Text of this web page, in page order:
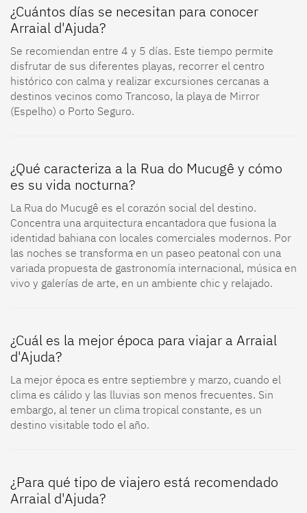
¿Cuántos días se necesitan para conocer
Arraial d'Ajuda?
Se recomiendan entre 4 y 5 días. Este tiempo permite
disfrutar de sus diferentes playas, recorrer el centro
histórico con calma y realizar excursiones cercanas a
destinos vecinos como Trancoso, la playa de Mirror
(Espelho) o Porto Seguro.
¿Qué caracteriza a la Rua do Mucugê y cómo
es su vida nocturna?
La Rua do Mucugê es el corazón social del destino.
Concentra una arquitectura encantadora que fusiona la
identidad bahiana con locales comerciales modernos. Por
las noches se transforma en un paseo peatonal con una
variada propuesta de gastronomía internacional, música en
vivo y galerías de arte, en un ambiente chic y relajado.
¿Cuál es la mejor época para viajar a Arraial
d'Ajuda?
La mejor época es entre septiembre y marzo, cuando el
clima es cálido y las lluvias son menos frecuentes. Sin
embargo, al tener un clima tropical constante, es un
destino visitable todo el año.
¿Para qué tipo de viajero está recomendado
Arraial d'Ajuda?